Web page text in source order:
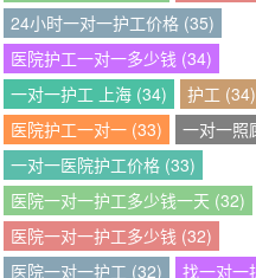
24小时一对一护工价格 (35)
医院护工一对一多少钱 (34)
一对一护工 上海 (34)
护工 (34)
医院护工一对一 (33)
一对一照
一对一医院护工价格 (33)
医院一对一护工多少钱一天 (32)
医院一对一护工多少钱 (32)
医院一对一护工 (32)
找一对一